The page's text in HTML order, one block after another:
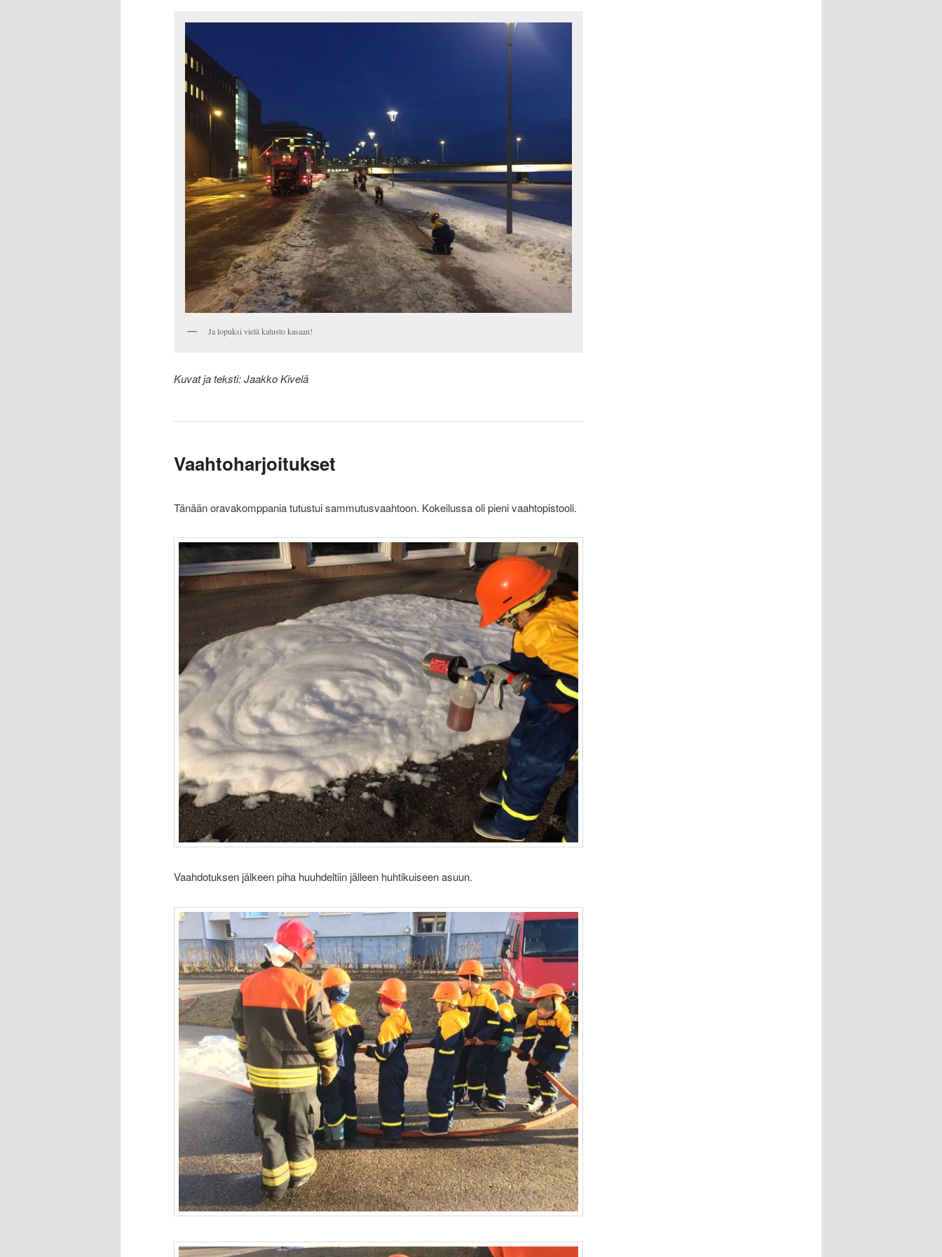
Ja lopuksi vielä kalusto kasaan!
Kuvat ja teksti: Jaakko Kivelä
Vaahtoharjoitukset
Tänään oravakomppania tutustui sammutusvaahtoon. Kokeilussa oli pieni vaahtopistooli.
Vaahdotuksen jälkeen piha huuhdeltiin jälleen huhtikuiseen asuun.